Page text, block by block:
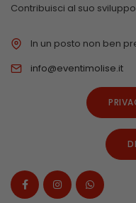
Contribuisci al suo
In un posto non ben
info@eventimolise.it